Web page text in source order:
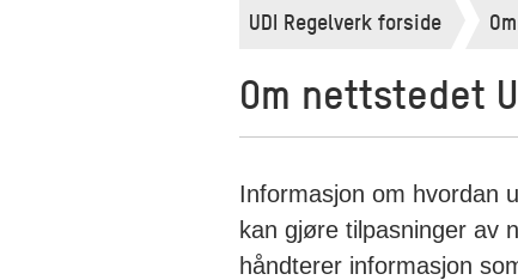
UDI Regelverk forside
Om nettstedet
Informasjon om hvordan
kan gjøre tilpasninger av
håndterer informasjon